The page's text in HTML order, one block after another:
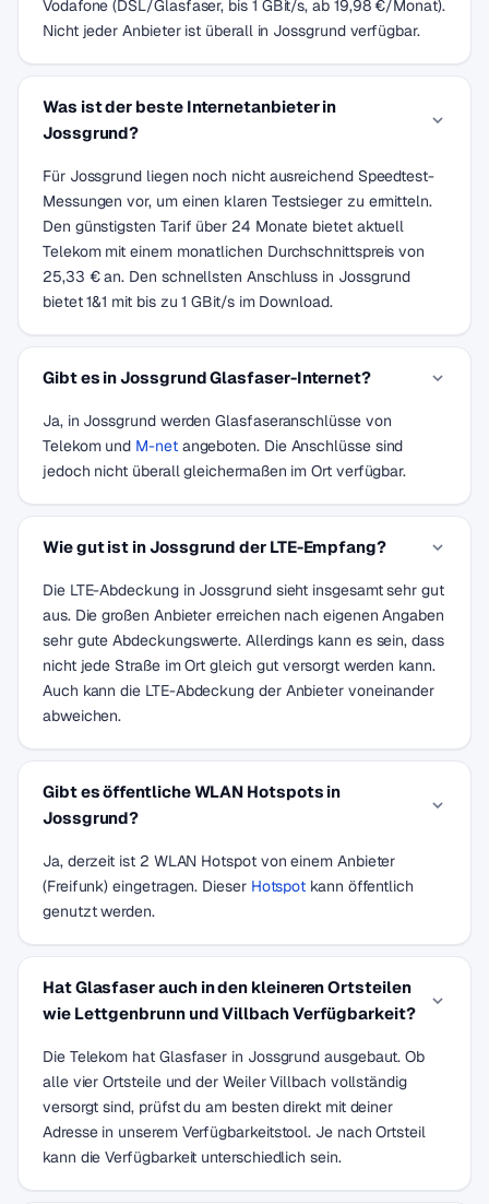
Vodafone (DSL/Glasfaser, bis 1 GBit/s, ab 19,98 €/Monat).
Nicht jeder Anbieter ist überall in Jossgrund verfügbar.
Was ist der beste Internetanbieter in
Jossgrund?
Für Jossgrund liegen noch nicht ausreichend Speedtest-
Messungen vor, um einen klaren Testsieger zu ermitteln.
Den günstigsten Tarif über 24 Monate bietet aktuell
Telekom mit einem monatlichen Durchschnittspreis von
25,33 € an. Den schnellsten Anschluss in Jossgrund
bietet 1&1 mit bis zu 1 GBit/s im Download.
Gibt es in Jossgrund Glasfaser-Internet?
Ja, in Jossgrund werden Glasfaseranschlüsse von
Telekom und M-netangeboten. Die Anschlüsse sind
jedoch nicht überall gleichermaßen im Ort verfügbar.
Wie gut ist in Jossgrund der LTE-Empfang?
Die LTE-Abdeckung in Jossgrund sieht insgesamt sehr gut
aus. Die großen Anbieter erreichen nach eigenen Angaben
sehr gute Abdeckungswerte. Allerdings kann es sein, dass
nicht jede Straße im Ort gleich gut versorgt werden kann.
Auch kann die LTE-Abdeckung der Anbieter voneinander
abweichen.
Gibt es öffentliche WLAN Hotspots in
Jossgrund?
Ja, derzeit ist 2 WLAN Hotspot von einem Anbieter
(Freifunk) eingetragen. Dieser Hotspot kann öffentlich
genutzt werden.
Hat Glasfaser auch in den kleineren Ortsteilen
wie Lettgenbrunn und Villbach Verfügbarkeit?
Die Telekom hat Glasfaser in Jossgrund ausgebaut. Ob
alle vier Ortsteile und der Weiler Villbach vollständig
versorgt sind, prüfst du am besten direkt mit deiner
Adresse in unserem Verfügbarkeitstool. Je nach Ortsteil
kann die Verfügbarkeit unterschiedlich sein.